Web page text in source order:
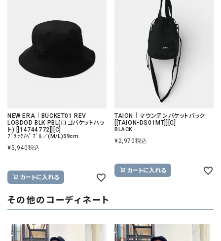
NEW ERA｜BUCKET01 REV
LOSDOD BLK PBL(ロゴバケットハッ
ト) [[14744772]][C]
ﾌﾞﾗｯｸ/ﾍﾟﾌﾞﾙ／(M/L)59cm
¥5,940税込
カートに入れる
TAION｜マウンテンバケットバック
[[TAION-DS01MT]][C]
BLACK
¥2,970税込
カートに入れる
その他のコーディネート